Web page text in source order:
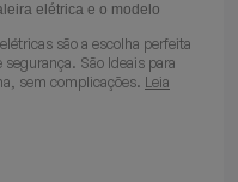
elétrica e o modelo
são a escolha perfeita
São Ideais para
sem complicações. Leia